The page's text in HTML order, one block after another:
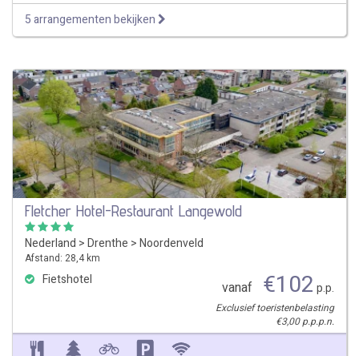
5 arrangementen bekijken
Fletcher Hotel-Restaurant Langewold
Nederland >Drenthe >Noordenveld
Afstand: 28,4 km
Fietshotel vanaf €102 p.p.
Exclusief toeristenbelasting
€3,00 p.p.p.n.